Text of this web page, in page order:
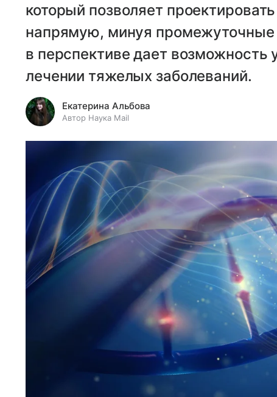
который позволяет
напрямую, минуя промежуточные
в перспективе дает возможность
лечении тяжелых заболеваний.
Екатерина Альбова
Автор Наука Mail